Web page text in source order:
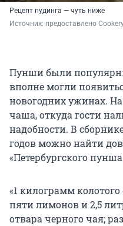
Рецепт пудинга — чуть ниже
Источник: предоставлено
Пунши были
вполне могли
новогодних ужинах.
чаша, откуда гости
надобности. В
годов можно найти
«Петербургского
«1 килограмм
пяти лимонов и 2,5
отвара черного чая;